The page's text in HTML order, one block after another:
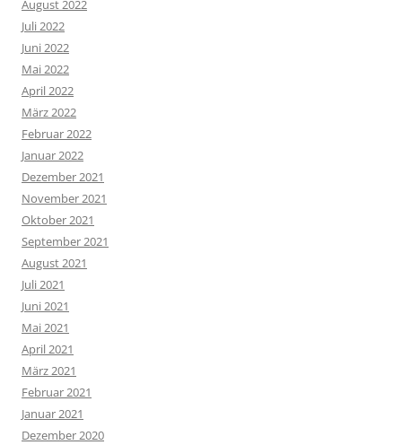
August 2022
Juli 2022
Juni 2022
Mai 2022
April 2022
März 2022
Februar 2022
Januar 2022
Dezember 2021
November 2021
Oktober 2021
September 2021
August 2021
Juli 2021
Juni 2021
Mai 2021
April 2021
März 2021
Februar 2021
Januar 2021
Dezember 2020